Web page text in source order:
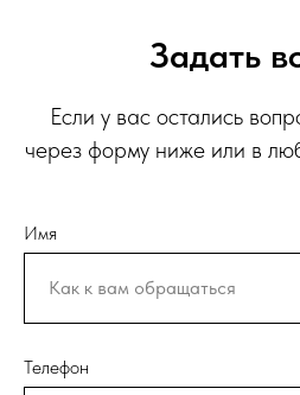
Задать
Если у вас остались
через форму ниже или в
Имя
Телефон